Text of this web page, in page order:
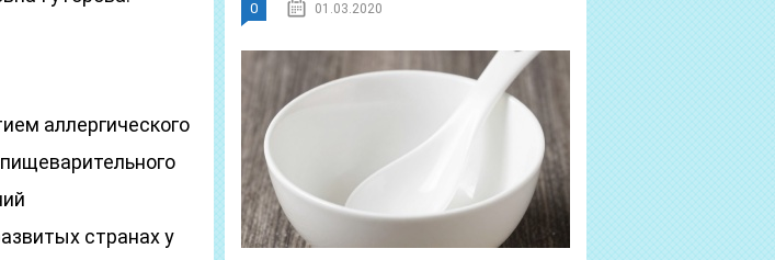
аллергического
странах у
0 01.03.2020